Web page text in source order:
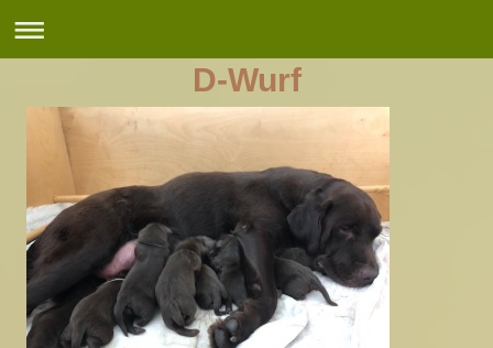
D-Wurf